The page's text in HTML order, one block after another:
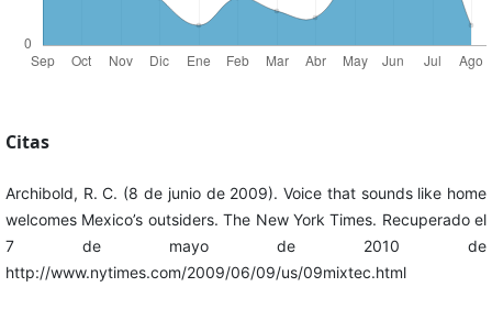
Citas
Archibold, R. C. (8 de junio de 2009). Voice that sounds like home
welcomes Mexico’s outsiders. The New York Times. Recuperado el
7 de mayo de 2010 de
http://www.nytimes.com/2009/06/09/us/09mixtec.html